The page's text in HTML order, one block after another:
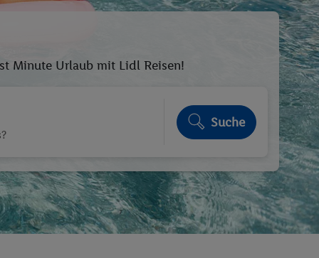
Minute Urlaub mit Lidl Reisen!
Suche